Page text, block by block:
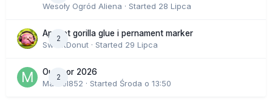
Wesoły Ogród Aliena · Started 28 Lipca
2
Apricot gorilla glue i pernament marker
SweetDonut · Started 29 Lipca
2
Outdoor 2026
Marcel852 · Started Środa o 13:50